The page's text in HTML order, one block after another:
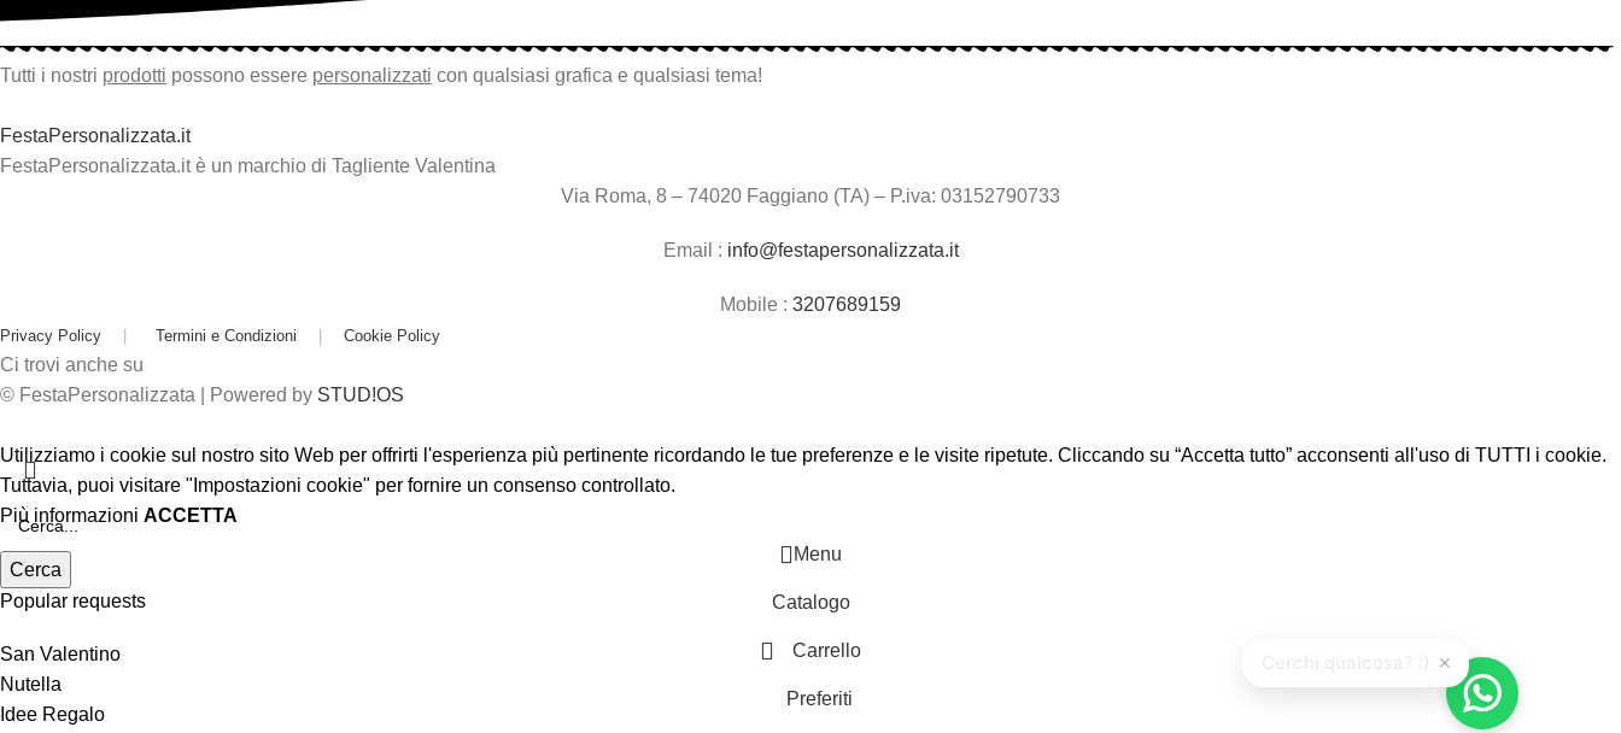
Tutti i nostri prodotti possono essere personalizzati con qualsiasi grafica e qualsiasi tema!
FestaPersonalizzata.it
FestaPersonalizzata.it è un marchio di Tagliente Valentina
Via Roma, 8 – 74020 Faggiano (TA) – P.iva: 03152790733
Email : info@festapersonalizzata.it
Mobile : 3207689159
Privacy Policy Termini e Condizioni Cookie Policy
Ci trovi anche su
© FestaPersonalizzata | Powered by STUD!OS
Cerca
Popular requests
San Valentino
Nutella
Idee Regalo
Utilizziamo i cookie sul nostro sito Web per offrirti l'esperienza più pertinente ricordando le tue preferenze e le visite ripetute. Cliccando su “Accetta tutto” acconsenti all'uso di TUTTI i cookie.
Tuttavia, puoi visitare "Impostazioni cookie" per fornire un consenso controllato.
Più informazioni ACCETTA
×
Menu
Catalogo
Carrello
Preferiti